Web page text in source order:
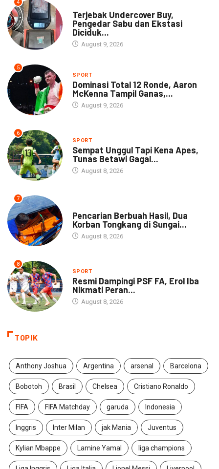
4
Terjebak Undercover Buy,
Pengedar Sabu dan Ekstasi
Diciduk...
August 9, 2026
5
SPORT
Dominasi Total 12 Ronde, Aaron
McKenna Tampil Ganas,...
August 9, 2026
6
SPORT
Sempat Unggul Tapi Kena Apes,
Tunas Betawi Gagal...
August 8, 2026
7
Pencarian Berbuah Hasil, Dua
Korban Tongkang di Sungai...
August 8, 2026
8
SPORT
Resmi Dampingi PSF FA, Erol Iba
Nikmati Peran...
August 8, 2026
TOPIK
Anthony Joshua Argentina arsenal Barcelona
Bobotoh Brasil Chelsea Cristiano Ronaldo
FIFA FIFA Matchday garuda Indonesia
Inggris Inter Milan jak Mania Juventus
Kylian Mbappe Lamine Yamal liga champions